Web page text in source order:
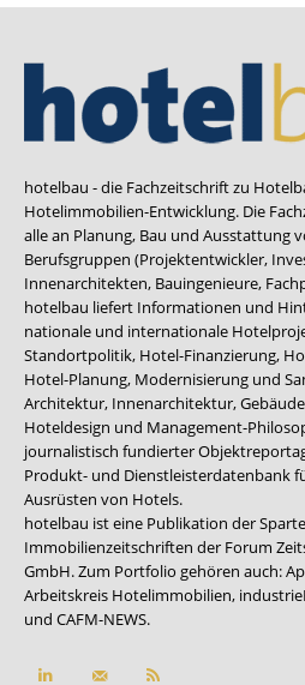
hotelbau - die Fachzeitschrift zu
Hotelimmobilien-Entwicklung. Die
alle an Planung, Bau und Ausstattung
Berufsgruppen (Projektentwickler,
Innenarchitekten, Bauingenieure,
hotelbau liefert Informationen und
nationale und internationale
Standortpolitik, Hotel-Finanzierung,
Hotel-Planung, Modernisierung und
Architektur, Innenarchitektur,
Hoteldesign und Management-
journalistisch fundierter
Produkt- und Dienstleisterdatenbank
Ausrüsten von Hotels.
hotelbau ist eine Publikation der
Immobilienzeitschriften der Forum
GmbH. Zum Portfolio gehören auch:
Arbeitskreis Hotelimmobilien,
und CAFM-NEWS.